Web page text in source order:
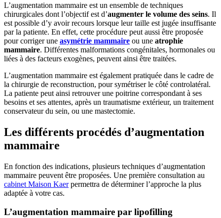
L’augmentation mammaire est un ensemble de techniques
chirurgicales dont l’objectif est d’augmenter le volume des seins. Il
est possible d’y avoir recours lorsque leur taille est jugée insuffisante
par la patiente. En effet, cette procédure peut aussi être proposée
pour corriger une asymétrie mammaire ou une atrophie
mammaire. Différentes malformations congénitales, hormonales ou
liées à des facteurs exogènes, peuvent ainsi être traitées.
L’augmentation mammaire est également pratiquée dans le cadre de
la chirurgie de reconstruction, pour symétriser le côté controlatéral.
La patiente peut ainsi retrouver une poitrine correspondant à ses
besoins et ses attentes, après un traumatisme extérieur, un traitement
conservateur du sein, ou une mastectomie.
Les différents procédés d’augmentation
mammaire
En fonction des indications, plusieurs techniques d’augmentation
mammaire peuvent être proposées. Une première consultation au
cabinet Maison Kaerpermettra de déterminer l’approche la plus
adaptée à votre cas.
L’augmentation mammaire par lipofilling